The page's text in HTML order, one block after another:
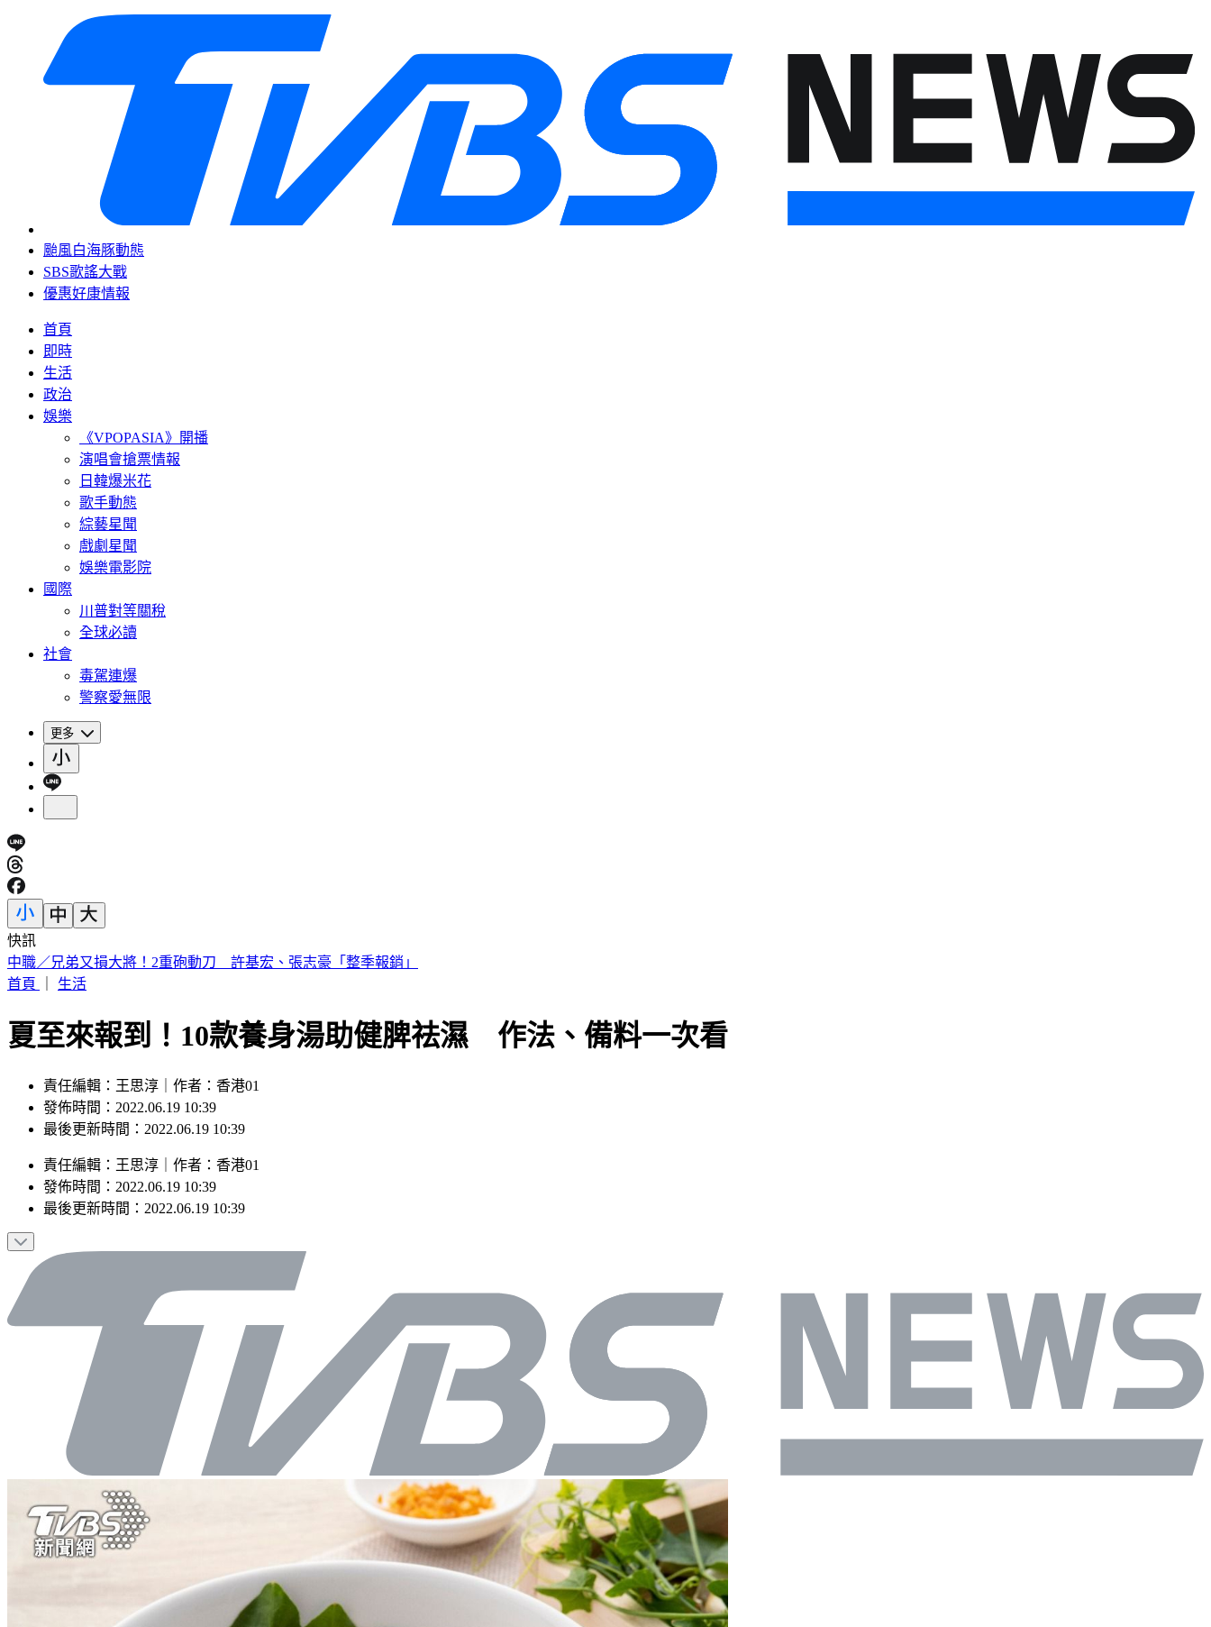
颱風白海豚動態
SBS歌謠大戰
優惠好康情報
首頁
即時
生活
政治
娛樂
《VPOPASIA》開播
演唱會搶票情報
日韓爆米花
歌手動態
綜藝星聞
戲劇星聞
娛樂電影院
國際
川普對等關稅
全球必讀
社會
毒駕連爆
警察愛無限
更多
快訊
44歲宋慧喬凍齡穿搭曝！粉絲驚：超像大學生
首頁
生活
夏至來報到！10款養身湯助健脾祛濕 作法、備料一次看
責任編輯：王思淳｜作者：香港01
發佈時間：2022.06.19 10:39
最後更新時間：2022.06.19 10:39
責任編輯 ： 王思淳 作者 ： 香港01
發佈時間： 2022.06.19 10:39
最後更新時間： 2022.06.19 10:39